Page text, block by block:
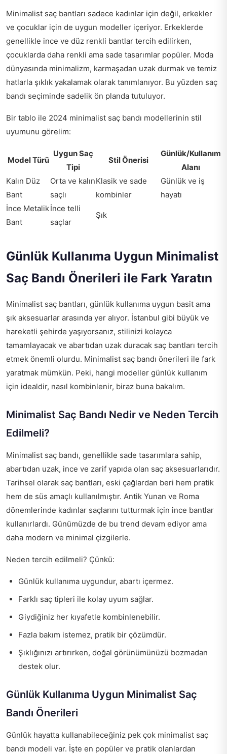
Minimalist saç bantları sadece kadınlar için değil, erkekler
ve çocuklar için de uygun modeller içeriyor. Erkeklerde
genellikle ince ve düz renkli bantlar tercih edilirken,
çocuklarda daha renkli ama sade tasarımlar popüler. Moda
dünyasında minimalizm, karmaşadan uzak durmak ve temiz
hatlarla şıklık yakalamak olarak tanımlanıyor. Bu yüzden saç
bandı seçiminde sadelik ön planda tutuluyor.
Bir tablo ile 2024 minimalist saç bandı modellerinin stil
uyumunu görelim:
Model Türü
Uygun Saç
Tipi
Stil Önerisi
Günlük/Kullanım
Alanı
Kalın Düz
Bant
Orta ve kalın
saçlı
Klasik ve sade
kombinler
Günlük ve iş
hayatı
İnce Metalik
Bant
İnce telli
saçlar
Şık
Günlük Kullanıma Uygun Minimalist
Saç Bandı Önerileri ile Fark Yaratın
Minimalist saç bantları, günlük kullanıma uygun basit ama
şık aksesuarlar arasında yer alıyor. İstanbul gibi büyük ve
hareketli şehirde yaşıyorsanız, stilinizi kolayca
tamamlayacak ve abartıdan uzak duracak saç bantları tercih
etmek önemli olurdu. Minimalist saç bandı önerileri ile fark
yaratmak mümkün. Peki, hangi modeller günlük kullanım
için idealdir, nasıl kombinlenir, biraz buna bakalım.
Minimalist Saç Bandı Nedir ve Neden Tercih
Edilmeli?
Minimalist saç bandı, genellikle sade tasarımlara sahip,
abartıdan uzak, ince ve zarif yapıda olan saç aksesuarlarıdır.
Tarihsel olarak saç bantları, eski çağlardan beri hem pratik
hem de süs amaçlı kullanılmıştır. Antik Yunan ve Roma
dönemlerinde kadınlar saçlarını tutturmak için ince bantlar
kullanırlardı. Günümüzde de bu trend devam ediyor ama
daha modern ve minimal çizgilerle.
Neden tercih edilmeli? Çünkü:
Günlük kullanıma uygundur, abartı içermez.
Farklı saç tipleri ile kolay uyum sağlar.
Giydiğiniz her kıyafetle kombinlenebilir.
Fazla bakım istemez, pratik bir çözümdür.
Şıklığınızı artırırken, doğal görünümünüzü bozmadan
destek olur.
Günlük Kullanıma Uygun Minimalist Saç
Bandı Önerileri
Günlük hayatta kullanabileceğiniz pek çok minimalist saç
bandı modeli var. İşte en popüler ve pratik olanlardan